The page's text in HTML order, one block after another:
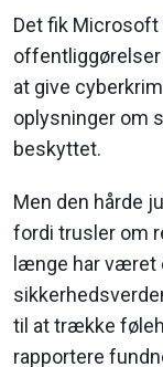
Det fik Microsoft
offentliggørelser
at give
oplysninger om
beskyttet.
Men den hårde
fordi trusler om
længe har været
til at trække
rapportere